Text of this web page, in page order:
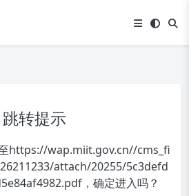
跳转提示
https://wap.miit.gov.cn//cms_fi
attach/20255/5c3defd
，确定进入吗？